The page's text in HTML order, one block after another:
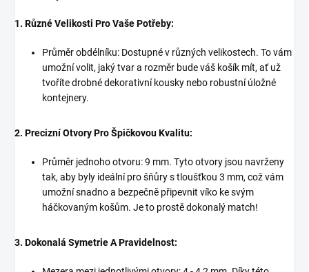
1. Různé Velikosti Pro Vaše Potřeby:
Průměr obdélníku: Dostupné v různých velikostech. To vám
umožní volit, jaký tvar a rozměr bude váš košík mít, ať už
tvoříte drobné dekorativní kousky nebo robustní úložné
kontejnery.
2. Precizní Otvory Pro Špičkovou Kvalitu:
Průměr jednoho otvoru: 9 mm. Tyto otvory jsou navrženy
tak, aby byly ideální pro šňůry s tloušťkou 3 mm, což vám
umožní snadno a bezpečně připevnit víko ke svým
háčkovaným košům. Je to prostě dokonalý match!
3. Dokonalá Symetrie A Pravidelnost: